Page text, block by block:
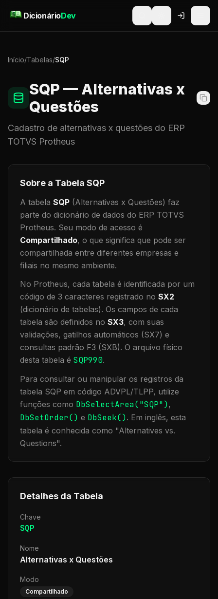
DicionárioDev
Início/Tabelas/SQP
SQP — Alternativas x
Questões
Cadastro de alternativas x questões do ERP
TOTVS Protheus
Sobre a Tabela SQP
A tabela SQP (Alternativas x Questões) faz
parte do dicionário de dados do ERP TOTVS
Protheus. Seu modo de acesso é
Compartilhado, o que significa que pode ser
compartilhada entre diferentes empresas e
filiais no mesmo ambiente.
No Protheus, cada tabela é identificada por um
código de 3 caracteres registrado no SX2
(dicionário de tabelas). Os campos de cada
tabela são definidos no SX3, com suas
validações, gatilhos automáticos (SX7) e
consultas padrão F3 (SXB). O arquivo físico
desta tabela é SQP990.
Para consultar ou manipular os registros da
tabela SQP em código ADVPL/TLPP, utilize
funções como DbSelectArea("SQP"),
DbSetOrder() e DbSeek(). Em inglês, esta
tabela é conhecida como "Alternatives vs.
Questions".
Detalhes da Tabela
Chave
SQP
Nome
Alternativas x Questões
Modo
Compartilhado